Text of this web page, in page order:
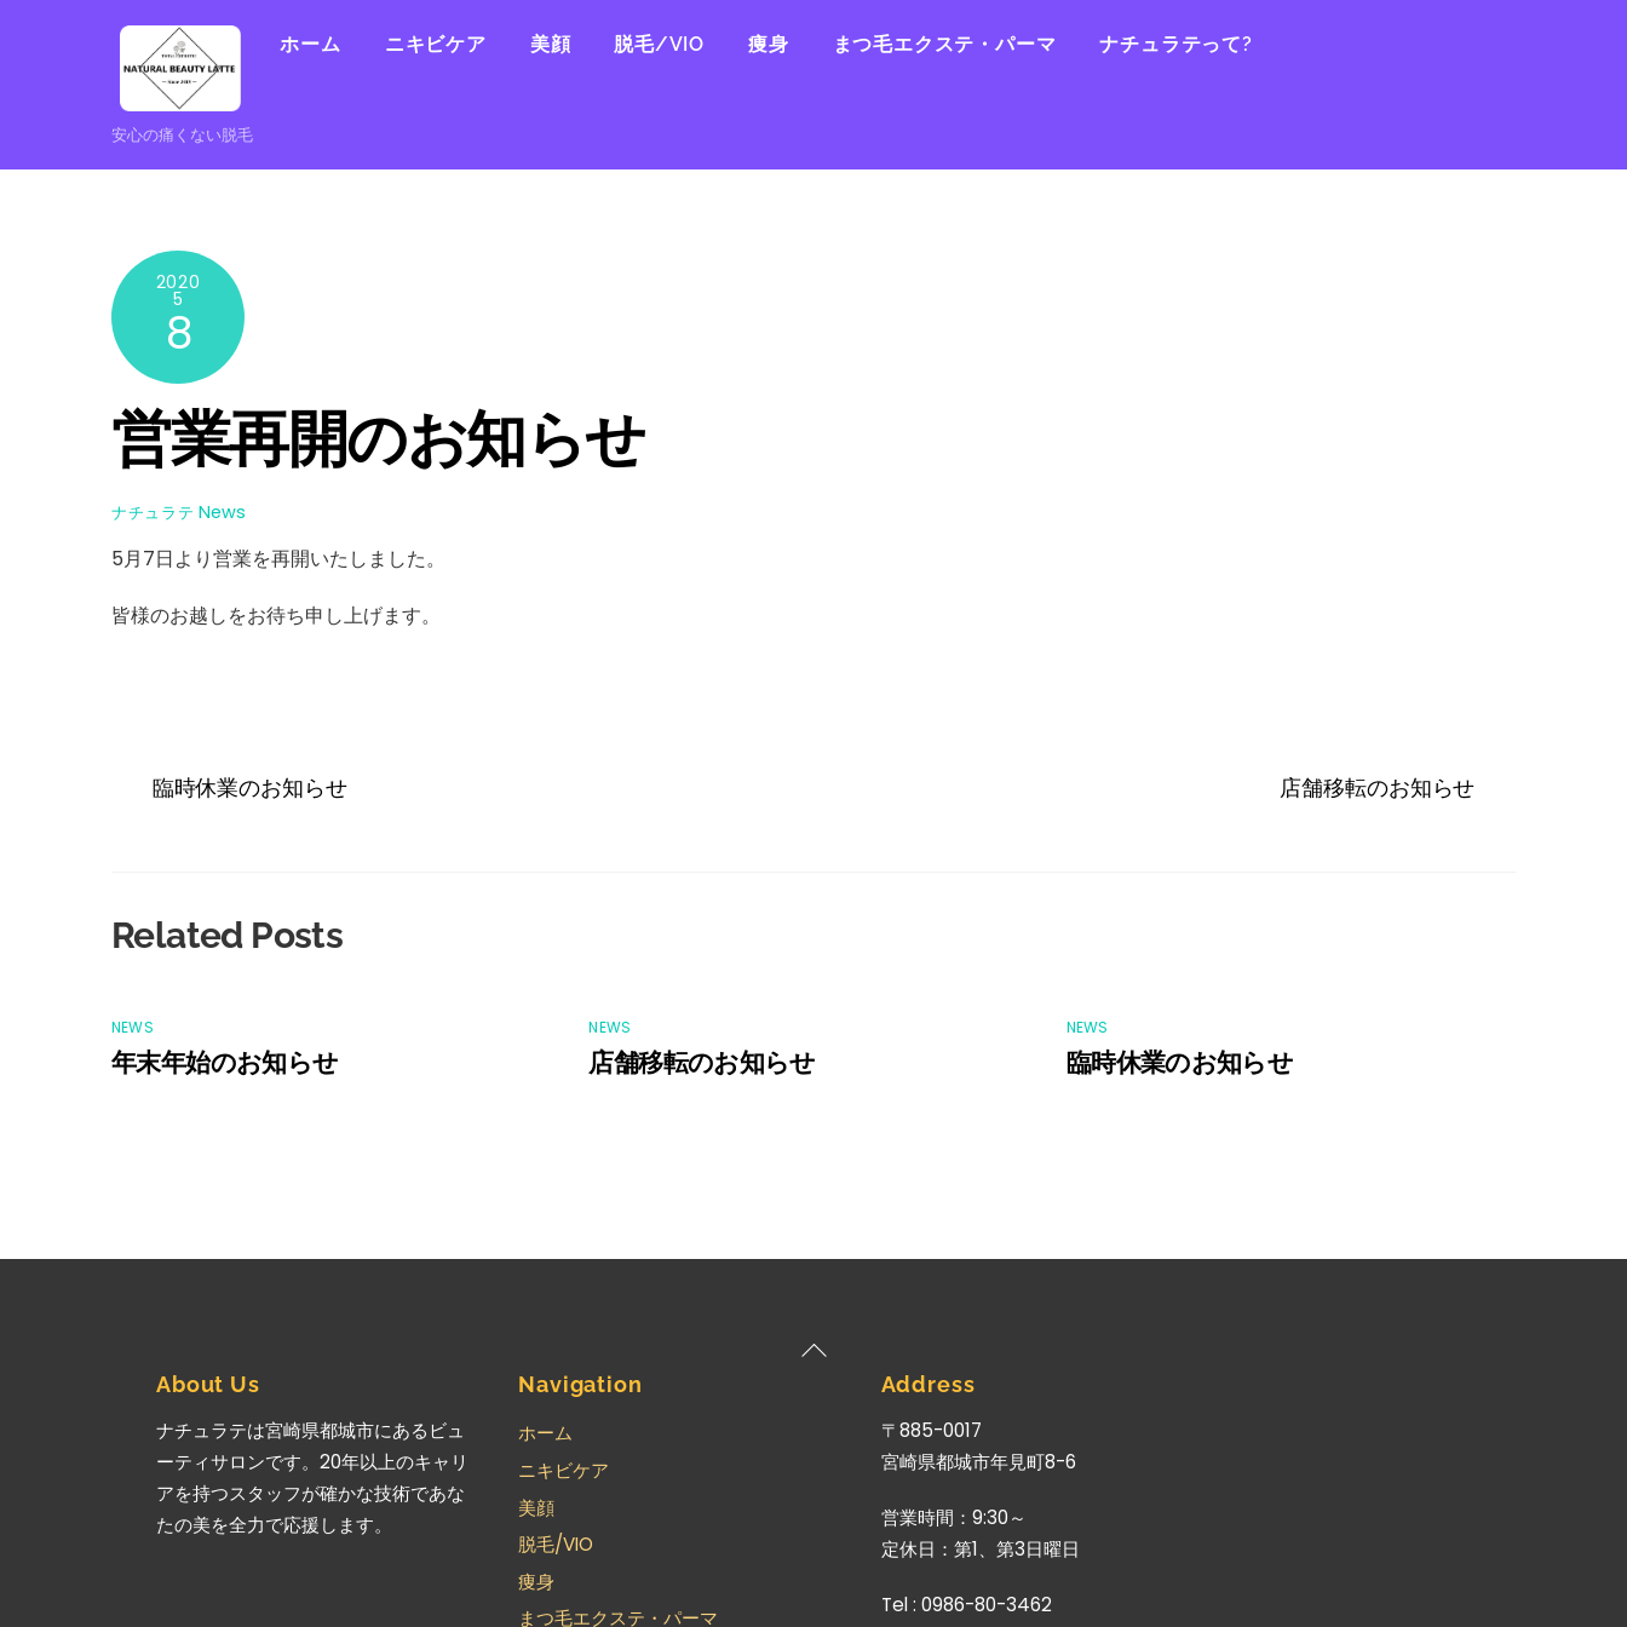
安心の痛くない脱毛
ホーム ニキビケア 美顔 脱毛/VIO 痩身 まつ毛エクステ・パーマ ナチュラテって?
2020
5
8
営業再開のお知らせ
ナチュラテ News
5月7日より営業を再開いたしました。
皆様のお越しをお待ち申し上げます。
臨時休業のお知らせ 店舗移転のお知らせ
Related Posts
NEWS
年末年始のお知らせ
NEWS
店舗移転のお知らせ
NEWS
臨時休業のお知らせ
Back
About Us
ナチュラテは宮崎県都城市にあるビュ
ーティサロンです。20年以上のキャリ
アを持つスタッフが確かな技術であな
たの美を全力で応援します。
Navigation
ホーム
ニキビケア
美顔
脱毛/VIO
痩身
まつ毛エクステ・パーマ
Address
〒885-0017
宮崎県都城市年見町8-6
営業時間：9:30～
定休日：第1、第3日曜日
Tel : 0986-80-3462